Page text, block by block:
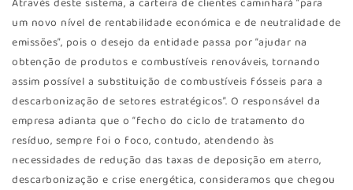
um novo nível de rentabilidade económica e de neutralidade de
emissões”, pois o desejo da entidade passa por “ajudar na
obtenção de produtos e combustíveis renováveis, tornando
assim possível a substituição de combustíveis fósseis para a
descarbonização de setores estratégicos”. O responsável da
empresa adianta que o “fecho do ciclo de tratamento do
resíduo, sempre foi o foco, contudo, atendendo às
necessidades de redução das taxas de deposição em aterro,
descarbonização e crise energética, consideramos que chegou